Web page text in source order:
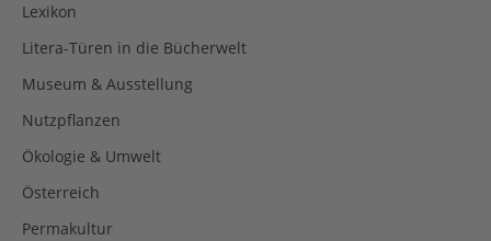
Lexikon
Litera-Türen in die Bücherwelt
Museum & Ausstellung
Nutzpflanzen
Ökologie & Umwelt
Österreich
Permakultur